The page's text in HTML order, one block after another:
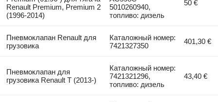
Renault Premium, Premium 2
(1996-2014)
5010260940,
топливо: дизель
50 €
Пневмоклапан Renault для
грузовика
Каталожный номер:
7421327350
401,30 €
Пневмоклапан для
грузовика Renault T (2013-)
Каталожный номер:
7421321296,
топливо: дизель
43,40 €